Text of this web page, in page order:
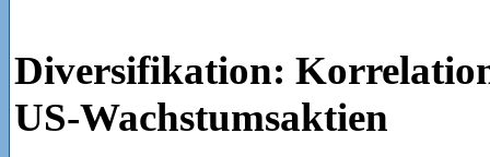
Diversifikation:
US-Wachstumsaktien